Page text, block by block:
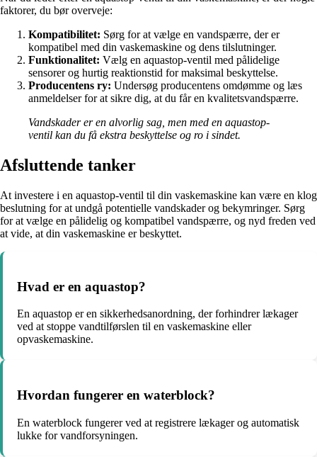
faktorer, du bør overveje:
Kompatibilitet: Sørg for at vælge en vandspærre, der er
kompatibel med din vaskemaskine og dens tilslutninger.
Funktionalitet: Vælg en aquastop-ventil med pålidelige
sensorer og hurtig reaktionstid for maksimal beskyttelse.
Producentens ry: Undersøg producentens omdømme og læs
anmeldelser for at sikre dig, at du får en kvalitetsvandspærre.
Vandskader er en alvorlig sag, men med en aquastop-
ventil kan du få ekstra beskyttelse og ro i sindet.
Afsluttende tanker
At investere i en aquastop-ventil til din vaskemaskine kan være en klog
beslutning for at undgå potentielle vandskader og bekymringer. Sørg
for at vælge en pålidelig og kompatibel vandspærre, og nyd freden ved
at vide, at din vaskemaskine er beskyttet.
Hvad er en aquastop?
En aquastop er en sikkerhedsanordning, der forhindrer lækager
ved at stoppe vandtilførslen til en vaskemaskine eller
opvaskemaskine.
Hvordan fungerer en waterblock?
En waterblock fungerer ved at registrere lækager og automatisk
lukke for vandforsyningen.